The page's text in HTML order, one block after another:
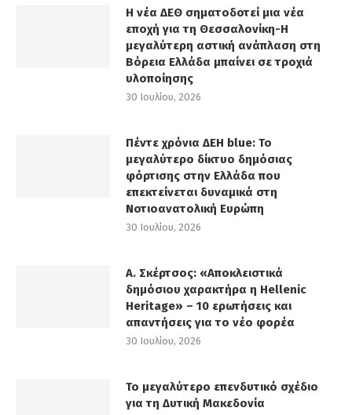
Η νέα ΔΕΘ σηματοδοτεί μια νέα
εποχή για τη Θεσσαλονίκη-Η
μεγαλύτερη αστική ανάπλαση στη
Βόρεια Ελλάδα μπαίνει σε τροχιά
υλοποίησης
30 Ιουλίου, 2026
Πέντε χρόνια ΔΕΗ blue: Το
μεγαλύτερο δίκτυο δημόσιας
φόρτισης στην Ελλάδα που
επεκτείνεται δυναμικά στη
Νοτιοανατολική Ευρώπη
30 Ιουλίου, 2026
Α. Σκέρτσος: «Αποκλειστικά
δημόσιου χαρακτήρα η Hellenic
Heritage» – 10 ερωτήσεις και
απαντήσεις για το νέο φορέα
30 Ιουλίου, 2026
Το μεγαλύτερο επενδυτικό σχέδιο
για τη Δυτική Μακεδονία